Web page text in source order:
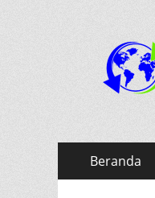
Jasa
Primary
Menu
Beranda